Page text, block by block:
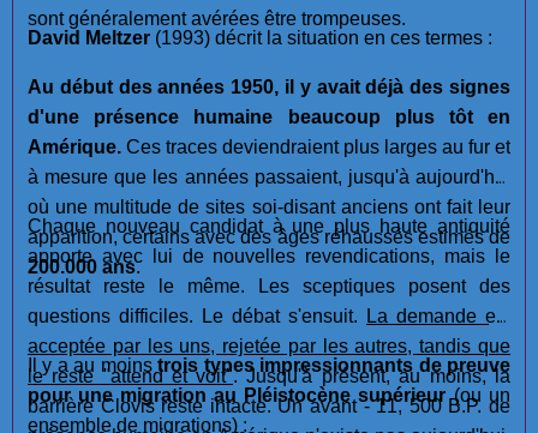
sont généralement avérées être trompeuses.
David Meltzer (1993) décrit la situation en ces termes :
Au début des années 1950, il y avait déjà des signes
d'une présence humaine beaucoup plus tôt en
Amérique. Ces traces deviendraient plus larges au fur et
à mesure que les années passaient, jusqu'à aujourd'hui
où une multitude de sites soi-disant anciens ont fait leur
apparition, certains avec des âges réhaussés estimés de
200.000 ans.
Chaque nouveau candidat à une plus haute antiquité
apporte avec lui de nouvelles revendications, mais le
résultat reste le même. Les sceptiques posent des
questions difficiles. Le débat s'ensuit.
La demande est
acceptée par les uns, rejetée par les autres, tandis que
le reste "attend et voit". Jusqu'à présent, au moins, la
barrière Clovis reste intacte. Un avant - 11, 500 B.P. de
Il y a au moins trois types impressionnants de preuve
pour une migration au Pléistocène supérieur(ou un
ensemble de migrations) :